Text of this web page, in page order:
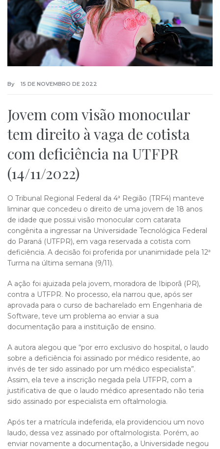
By 15 DE NOVEMBRO DE 2022
Jovem com visão monocular
tem direito à vaga de cotista
com deficiência na UTFPR
(14/11/2022)
O Tribunal Regional Federal da 4ª Região (TRF4) manteve
liminar que concedeu o direito de uma jovem de 18 anos
de idade que possui visão monocular com catarata
congênita a ingressar na Universidade Tecnológica Federal
do Paraná (UTFPR), em vaga reservada a cotista com
deficiência. A decisão foi proferida por unanimidade pela 12ª
Turma na última semana (9/11).
A ação foi ajuizada pela jovem, moradora de Ibiporã (PR),
contra a UTFPR. No processo, ela narrou que, após ser
aprovada para o curso de bacharelado em Engenharia de
Software, teve um problema ao enviar a sua
documentação para a instituição de ensino.
A autora alegou que “por erro exclusivo do hospital, o laudo
sobre a deficiência foi assinado por médico residente, ao
invés de ter sido assinado por um médico especialista”.
Assim, ela teve a inscrição negada pela UTFPR, com a
justificativa de que o laudo médico apresentado não teria
sido assinado por especialista em oftalmologia.
Após ter a matrícula indeferida, ela providenciou um novo
laudo, dessa vez assinado por oftalmologista. Porém, ao
enviar novamente a documentação, a Universidade negou